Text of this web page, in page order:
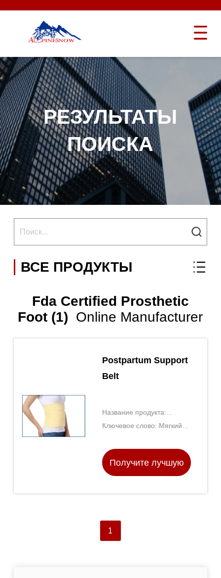
РЕЗУЛЬТАТЫ
ПОИСКА
ВСЕ ПРОДУКТЫ
Fda Certified Prosthetic
Foot (1) Online Manufacturer
Postpartum Support
Belt
Название продукта:
послеродовой
Ключевое слово: Мягкий
поддерживающий пояс,
Получите лучшую
1